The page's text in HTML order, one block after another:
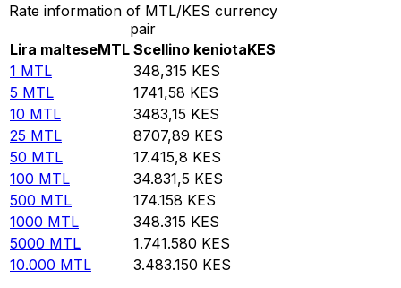
Rate information of MTL/KES currency
pair
Lira malteseMTL Scellino keniotaKES
1 MTL 348,315 KES
5 MTL 1741,58 KES
10 MTL 3483,15 KES
25 MTL 8707,89 KES
50 MTL 17.415,8 KES
100 MTL 34.831,5 KES
500 MTL 174.158 KES
1000 MTL 348.315 KES
5000 MTL 1.741.580 KES
10.000 MTL 3.483.150 KES